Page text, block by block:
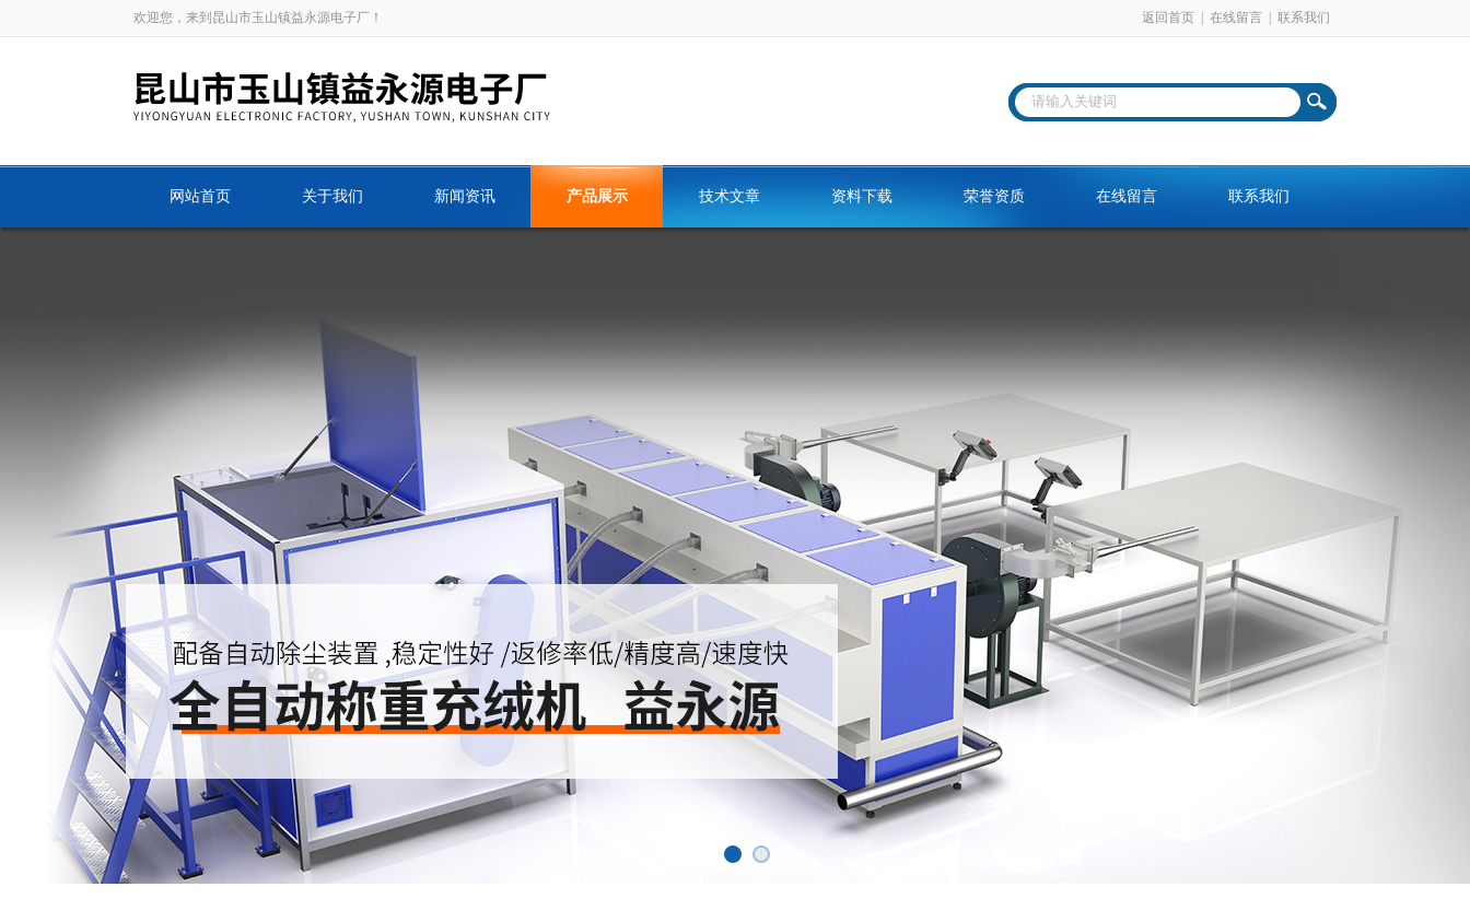
欢迎您，来到昆山市玉山镇益永源电子厂！ 返回首页 在线留言 联系我们
网站首页 关于我们 新闻资讯 产品展示 技术文章 资料下载 荣誉资质 在线留言 联系我们